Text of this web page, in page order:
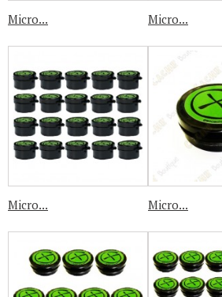
Micro... Micro...
Micro... Micro...